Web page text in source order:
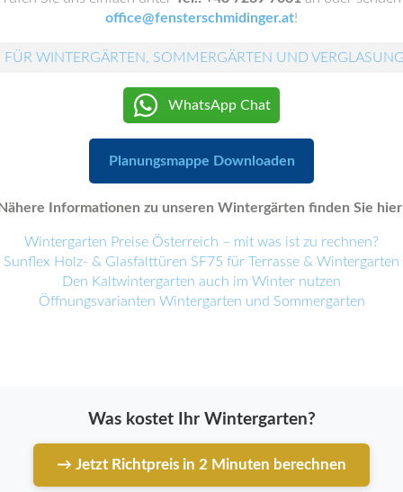
office@fensterschmidinger.at!
WINTERGÄRTEN, SOMMERGÄRTEN UND
WhatsApp Chat
Planungsmappe Downloaden
Informationen zu unseren Wintergärten finden Sie
Wintergarten Preise Österreich – mit was ist zu rechnen?
Sunflex Holz- & Glasfalttüren SF75 für Terrasse & Wintergarten
Den Kaltwintergarten auch im Winter nutzen
Öffnungsvarianten Wintergarten und Sommergarten
Was kostet Ihr Wintergarten?
→ Jetzt Richtpreis in 2 Minuten berechnen